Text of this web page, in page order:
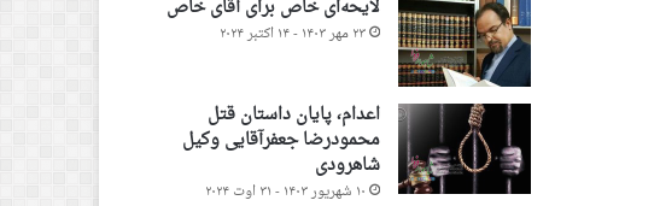
لایحه‌ای خاص برای آقای خاص
۲۳ مهر ۱۴۰۳ - ۱۴ اکتبر ۲۰۲۴
اعدام، پایان داستان قتل
محمودرضا جعفرآقایی وکیل
شاهرودی
۱۰ شهریور ۱۴۰۳ - ۳۱ اوت ۲۰۲۴